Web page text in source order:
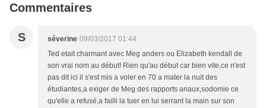
Commentaires
S séverine 09/03/2017 01:44
Ted etait charmant avec Meg anders ou Elizabeth kendall de
son vrai nom au début! Rien qu'au début car bien vite,ce n'est
pas dit ici il s'est mis a voler en 70 a mater la nuit des
étudiantes,a exiger de Meg des rapports anaux,sodomie ce
qu'elle a refusé,a failli la tuer en lui serrant la main sur son